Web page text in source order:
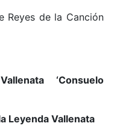
Reyes de la Canción
‘Consuelo
Leyenda Vallenata